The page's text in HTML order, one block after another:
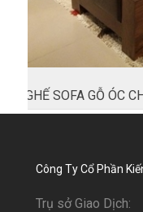
GHẾ SOFA GỖ ÓC
Công Ty Cổ Phần
Trụ sở Giao Dịch: